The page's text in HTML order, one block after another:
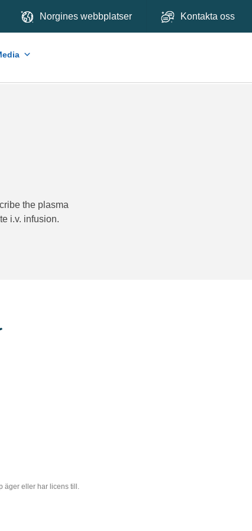
Norgines webbplatser Kontakta oss
the plasma
i.v. infusion.
äger eller har licens till.